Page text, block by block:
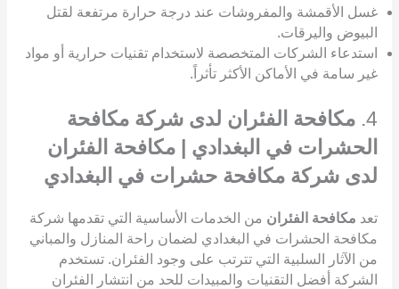
غسل الأقمشة والمفروشات عند درجة حرارة مرتفعة لقتل
البيوض واليرقات.
استدعاء الشركات المتخصصة لاستخدام تقنيات حرارية أو مواد
غير سامة في الأماكن الأكثر تأثراً.
4. مكافحة الفئران لدى شركة مكافحة
الحشرات في البغدادي | مكافحة الفئران
لدى شركة مكافحة حشرات في البغدادي
تعد مكافحة الفئران من الخدمات الأساسية التي تقدمها شركة
مكافحة الحشرات في البغدادي لضمان راحة المنازل والمباني
من الآثار السلبية التي تترتب على وجود الفئران. تستخدم
الشركة أفضل التقنيات والمبيدات للحد من انتشار الفئران